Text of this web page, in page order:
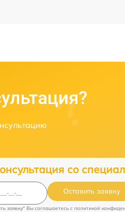
со
Оставить заявку
заявку" Вы соглашаетесь c политикой